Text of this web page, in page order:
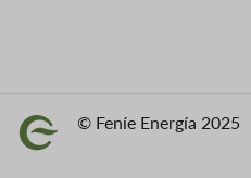
Image © Feníe Energía 2025